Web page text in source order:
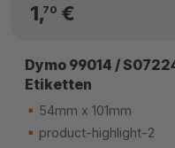
1,70€
Dymo 99014 /
Etiketten
54mm x 101mm
product-highlight-2